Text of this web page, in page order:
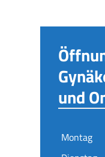
und
Montag